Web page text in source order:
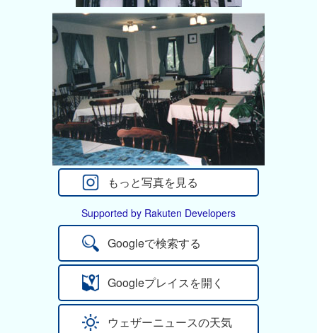
Supported by Rakuten Developers
Googleで検索する
Googleプレイスを開く
ウェザーニュースの天気
もっと写真を見る